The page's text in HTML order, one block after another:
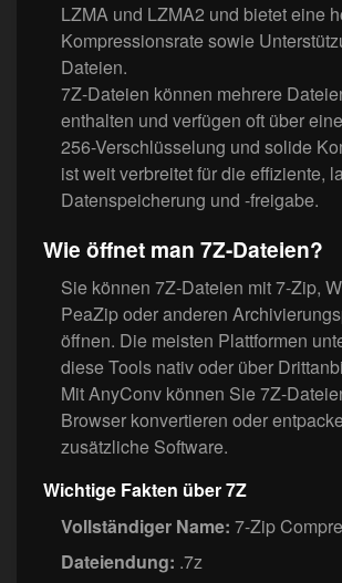
LZMA und LZMA2 und bietet eine
Kompressionsrate sowie
Dateien.
7Z-Dateien können mehrere
enthalten und verfügen oft über
256-Verschlüsselung und solide
ist weit verbreitet für die effiziente,
Datenspeicherung und -freigabe.
Wie öffnet man 7Z-Dateien?
Sie können 7Z-Dateien mit 7-Zip,
PeaZip oder anderen
öffnen. Die meisten Plattformen
diese Tools nativ oder über
Mit AnyConv können Sie 7Z-
Browser konvertieren oder
zusätzliche Software.
Wichtige Fakten über 7Z
Vollständiger Name: 7-Zip
Dateiendung: .7z